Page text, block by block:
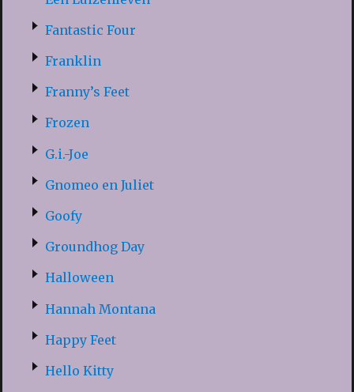
Fantastic Four
Franklin
Franny’s Feet
Frozen
G.i.-Joe
Gnomeo en Juliet
Goofy
Groundhog Day
Halloween
Hannah Montana
Happy Feet
Hello Kitty